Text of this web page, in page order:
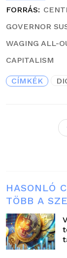
FORRÁS
GOVERNOR
WAGING ALL-
CAPITALISM
CÍMKÉK
HASONLÓ
TÖBB A